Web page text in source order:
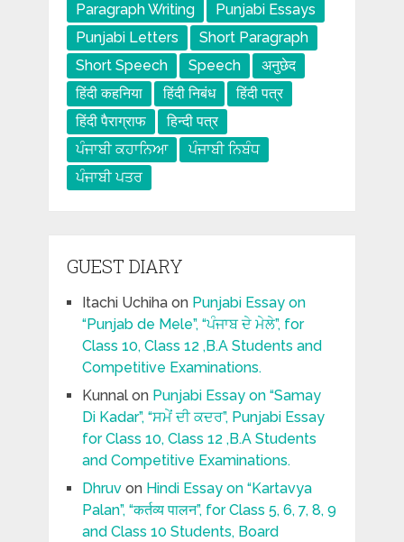
Paragraph Writing
Punjabi Essays
Punjabi Letters
Short Paragraph
Short Speech
Speech
अनुछेद
हिंदी कहनिया
हिंदी निबंध
हिंदी पत्र
हिंदी पैराग्राफ
हिन्दी पत्र
ਪੰਜਾਬੀ ਕਹਾਨਿਆ
ਪੰਜਾਬੀ ਨਿਬੰਧ
ਪੰਜਾਬੀ ਪਤਰ
GUEST DIARY
Itachi Uchihaon Punjabi Essay on
“Punjab de Mele”, “ਪੰਜਾਬ ਦੇ ਮੇਲੇ”, for
Class 10, Class 12 ,B.A Students and
Competitive Examinations.
Kunnalon Punjabi Essay on “Samay
Di Kadar”, “ਸਮੇਂ ਦੀ ਕਦਰ”, Punjabi Essay
for Class 10, Class 12 ,B.A Students
and Competitive Examinations.
Dhruvon Hindi Essay on “Kartavya
Palan”, “कर्तव्य पालन”, for Class 5, 6, 7, 8, 9
and Class 10 Students, Board